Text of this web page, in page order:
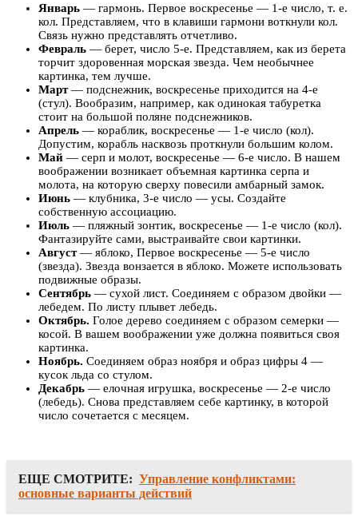
Январь — гармонь. Первое воскресенье — 1-е число, т. е.
кол. Представляем, что в клавиши гармони воткнули кол.
Связь нужно представлять отчетливо.
Февраль — берет, число 5-е. Представляем, как из берета
торчит здоровенная морская звезда. Чем необычнее
картинка, тем лучше.
Март— подснежник, воскресенье приходится на 4-е
(стул). Вообразим, например, как одинокая табуретка
стоит на большой поляне подснежников.
Апрель — кораблик, воскресенье — 1-е число (кол).
Допустим, корабль насквозь проткнули большим колом.
Май — серп и молот, воскресенье — 6-е число. В нашем
воображении возникает объемная картинка серпа и
молота, на которую сверху повесили амбарный замок.
Июнь — клубника, 3-е число — усы. Создайте
собственную ассоциацию.
Июль — пляжный зонтик, воскресенье — 1-е число (кол).
Фантазируйте сами, выстраивайте свои картинки.
Август— яблоко, Первое воскресенье — 5-е число
(звезда). Звезда вонзается в яблоко. Можете использовать
подвижные образы.
Сентябрь — сухой лист. Соединяем с образом двойки —
лебедем. По листу плывет лебедь.
Октябрь. Голое дерево соединяем с образом семерки —
косой. В вашем воображении уже должна появиться своя
картинка.
Ноябрь. Соединяем образ ноября и образ цифры 4 —
кусок льда со стулом.
Декабрь — елочная игрушка, воскресенье — 2-е число
(лебедь). Снова представляем себе картинку, в которой
число сочетается с месяцем.
ЕЩЕ СМОТРИТЕ: Управление конфликтами:
основные варианты действий